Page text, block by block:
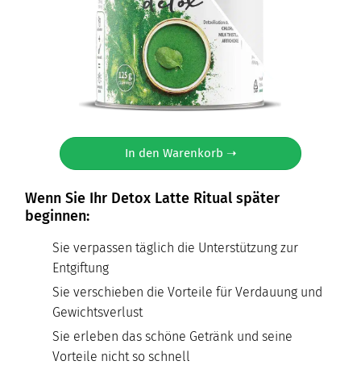
In den Warenkorb ➝
Wenn Sie Ihr Detox Latte Ritual später
beginnen:
Sie verpassen täglich die Unterstützung zur
Entgiftung
Sie verschieben die Vorteile für Verdauung und
Gewichtsverlust
Sie erleben das schöne Getränk und seine
Vorteile nicht so schnell